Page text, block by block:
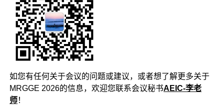
如您有任何关于会议的问题或建议，或者想了解更多关于
MRGGE 2026的信息，欢迎您联系会议秘书AEIC-李老
师！